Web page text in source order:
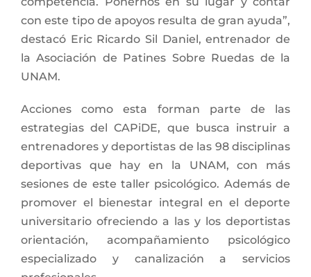
con este tipo de apoyos resulta de gran ayuda”,
destacó Eric Ricardo Sil Daniel, entrenador de
la Asociación de Patines Sobre Ruedas de la
UNAM.
Acciones como esta forman parte de las
estrategias del CAPiDE, que busca instruir a
entrenadores y deportistas de las 98 disciplinas
deportivas que hay en la UNAM, con más
sesiones de este taller psicológico. Además de
promover el bienestar integral en el deporte
universitario ofreciendo a las y los deportistas
orientación, acompañamiento psicológico
especializado y canalización a servicios